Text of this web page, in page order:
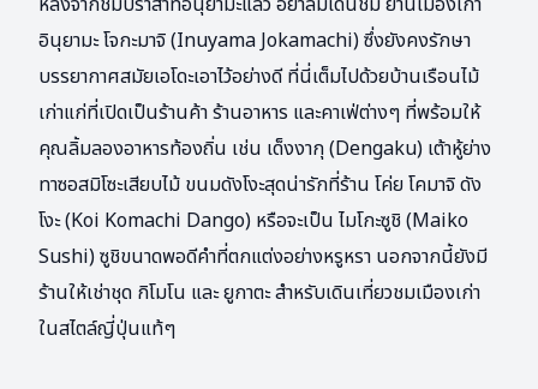
อินุยามะ โจกะมาจิ (Inuyama Jokamachi) ซึ่งยังคงรักษา
บรรยากาศสมัยเอโดะเอาไว้อย่างดี ที่นี่เต็มไปด้วยบ้านเรือนไม้
เก่าแก่ที่เปิดเป็นร้านค้า ร้านอาหาร และคาเฟ่ต่างๆ ที่พร้อมให้
คุณลิ้มลองอาหารท้องถิ่น เช่น เด็งงากุ (Dengaku) เต้าหู้ย่าง
ทาซอสมิโซะเสียบไม้ ขนมดังโงะสุดน่ารักที่ร้าน โค่ย โคมาจิ ดัง
โงะ (Koi Komachi Dango) หรือจะเป็น ไมโกะซูชิ (Maiko
Sushi) ซูชิขนาดพอดีคำที่ตกแต่งอย่างหรูหรา นอกจากนี้ยังมี
ร้านให้เช่าชุด กิโมโน และ ยูกาตะ สำหรับเดินเที่ยวชมเมืองเก่า
ในสไตล์ญี่ปุ่นแท้ๆ